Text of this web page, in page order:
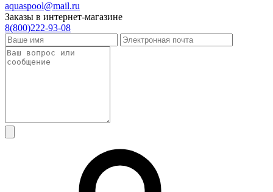
aquaspool@mail.ru
Заказы в интернет-магазине
8(800)222-93-08